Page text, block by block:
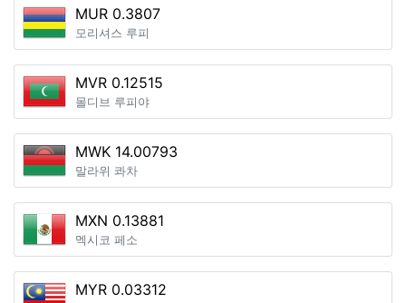
MUR 0.3807
모리셔스 루피
MVR 0.12515
몰디브 루피야
MWK 14.00793
말라위 콰차
MXN 0.13881
멕시코 페소
MYR 0.03312